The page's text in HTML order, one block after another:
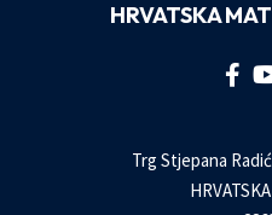
HRVATSKA
Trg Stjepana